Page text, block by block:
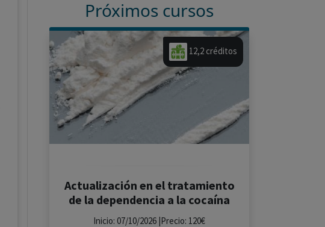
Próximos cursos
12,2 créditos
Actualización en el tratamiento
de la dependencia a la cocaína
Inicio: 07/10/2026 |Precio: 120€